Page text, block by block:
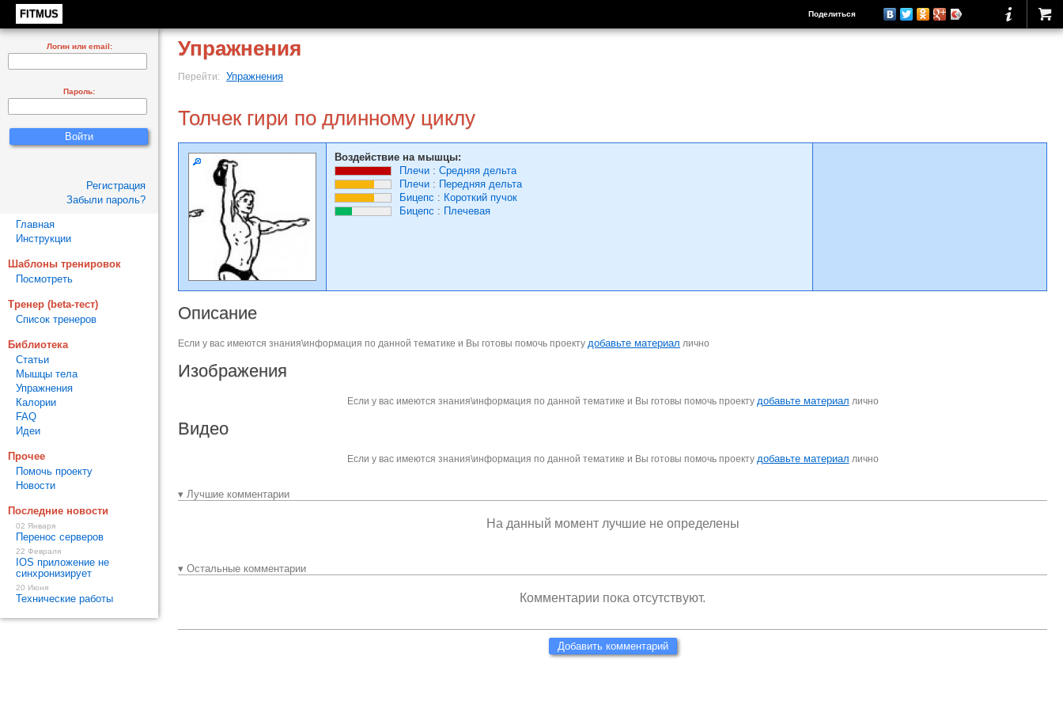
FITMUS Поделиться
Упражнения
Перейти: Упражнения
Толчек гири по длинному циклу
Воздействие на мышцы:
Плечи : Средняя дельта
Плечи : Передняя дельта
Бицепс : Короткий пучок
Бицепс : Плечевая
Описание
Если у вас имеются знания\информация по данной тематике и Вы готовы помочь проекту добавьте материал лично
Изображения
Если у вас имеются знания\информация по данной тематике и Вы готовы помочь проекту добавьте материал лично
Видео
Если у вас имеются знания\информация по данной тематике и Вы готовы помочь проекту добавьте материал лично
▾ Лучшие комментарии
На данный момент лучшие не определены
▾ Остальные комментарии
Комментарии пока отсутствуют.
Добавить комментарий
Логин или email:
Пароль:
Регистрация
Забыли пароль?
Главная
Инструкции
Шаблоны тренировок
Посмотреть
Тренер (beta-тест)
Список тренеров
Библиотека
Статьи
Мышцы тела
Упражнения
Калории
FAQ
Идеи
Прочее
Помочь проекту
Новости
Последние новости
02 Января
Перенос серверов
22 Февраля
IOS приложение не
синхронизирует
20 Июня
Технические работы